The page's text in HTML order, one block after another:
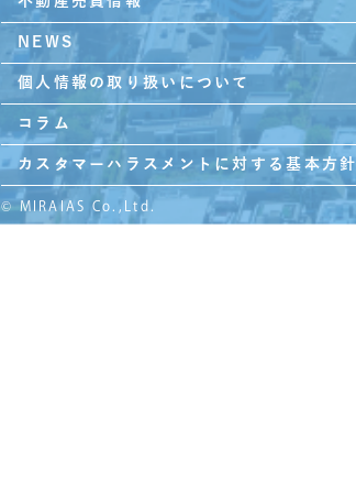
NEWS
個人情報の取り扱いについて
コラム
カスタマーハラスメントに対する基本方針
© MIRAIAS Co.,Ltd.